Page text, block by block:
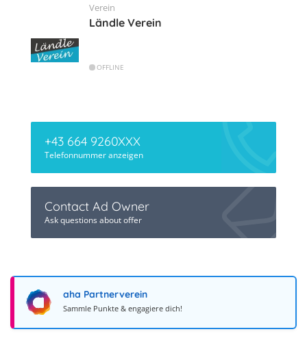
Verein
Ländle Verein
OFFLINE
+43 664 9260XXX
Telefonnummer anzeigen
Contact Ad Owner
Ask questions about offer
aha Partnerverein
Sammle Punkte & engagiere dich!